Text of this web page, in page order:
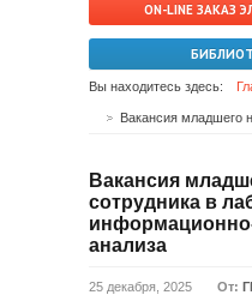
ON-LINE ЗАКАЗ
Вы находитесь здесь:
Вакансия
сотрудника в
анализа
25 декабря, 2025 От: